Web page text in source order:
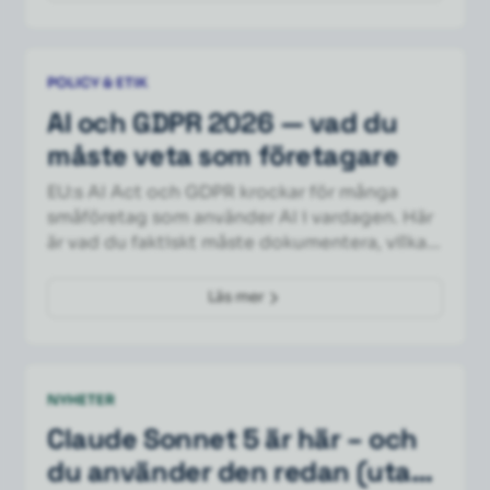
POLICY & ETIK
AI och GDPR 2026 — vad du
måste veta som företagare
EU:s AI Act och GDPR krockar för många
småföretag som använder AI i vardagen. Här
är vad du faktiskt måste dokumentera, vilka
fällorna att undvika.Läs mer
NYHETER
Claude Sonnet 5 är här – och
du använder den redan (utan